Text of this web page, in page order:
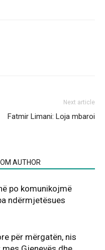
Next article
Fatmir Limani: Loja mbaroi
AUTHOR
po komunikojmë
ndërmjetësues
për mërgatën, nis